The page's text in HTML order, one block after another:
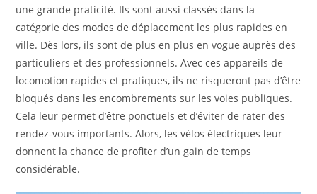
une grande praticité. Ils sont aussi classés dans la
catégorie des modes de déplacement les plus rapides en
ville. Dès lors, ils sont de plus en plus en vogue auprès des
particuliers et des professionnels. Avec ces appareils de
locomotion rapides et pratiques, ils ne risqueront pas d’être
bloqués dans les encombrements sur les voies publiques.
Cela leur permet d’être ponctuels et d’éviter de rater des
rendez-vous importants. Alors, les vélos électriques leur
donnent la chance de profiter d’un gain de temps
considérable.